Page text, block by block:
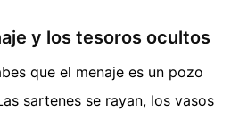
y los tesoros ocultos
que el menaje es un pozo
sartenes se rayan, los vasos